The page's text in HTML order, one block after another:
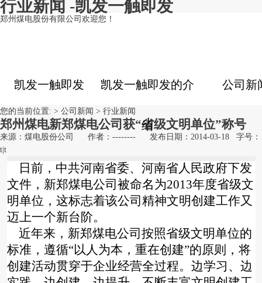
行业新闻 -凯发一触即发
郑州煤电股份有限公司欢迎您！
凯发一触即发 凯发一触即发的介
绍
公司新
您的当前位置: > 公司新闻 > 行业新闻
郑州煤电新郑煤电公司获“省级文明单位”称号
来源：煤电股份公司 作者：-------- 发布日期：2014-03-18
字号：
t t
日前，中共河南省委、河南省人民政府下发
文件，新郑煤电公司被命名为2013年度省级文
明单位，这标志着该公司精神文明创建工作又
迈上一个新台阶。
近年来，新郑煤电公司按照省级文明单位的
标准，遵循“以人为本，重在创建”的原则，将
创建活动贯穿于企业经营全过程。边学习、边